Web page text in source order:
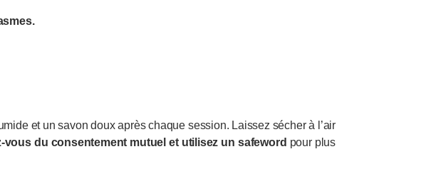
et un savon doux après chaque session. Laissez sécher à l’air
vous du consentement mutuel et utilisez un safeword pour plus